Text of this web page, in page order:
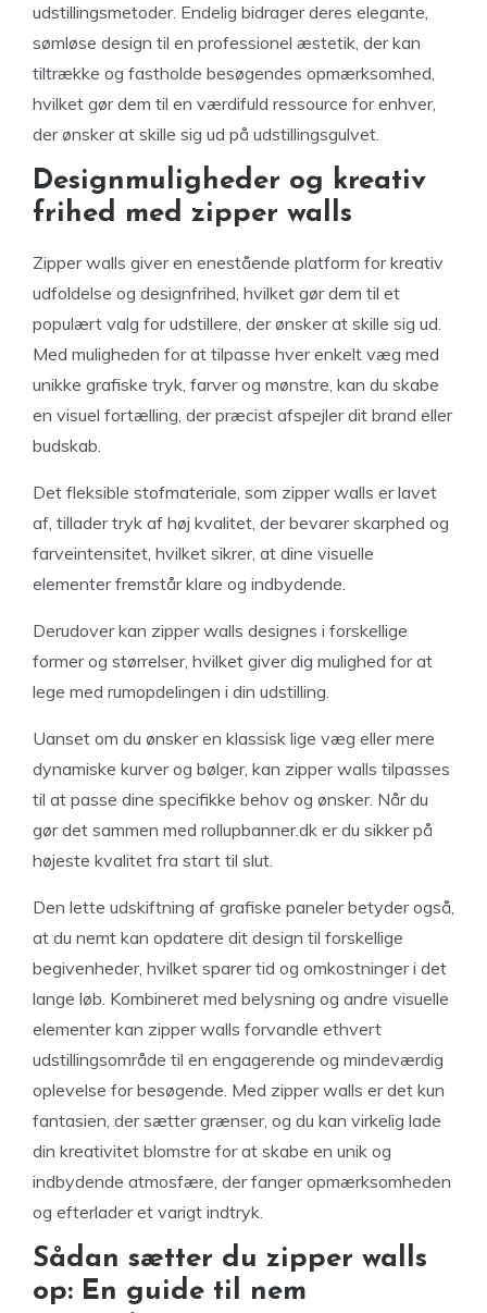
udstillingsmetoder. Endelig bidrager deres elegante,
sømløse design til en professionel æstetik, der kan
tiltrække og fastholde besøgendes opmærksomhed,
hvilket gør dem til en værdifuld ressource for enhver,
der ønsker at skille sig ud på udstillingsgulvet.
Designmuligheder og kreativ
frihed med zipper walls
Zipper walls giver en enestående platform for kreativ
udfoldelse og designfrihed, hvilket gør dem til et
populært valg for udstillere, der ønsker at skille sig ud.
Med muligheden for at tilpasse hver enkelt væg med
unikke grafiske tryk, farver og mønstre, kan du skabe
en visuel fortælling, der præcist afspejler dit brand eller
budskab.
Det fleksible stofmateriale, som zipper walls er lavet
af, tillader tryk af høj kvalitet, der bevarer skarphed og
farveintensitet, hvilket sikrer, at dine visuelle
elementer fremstår klare og indbydende.
Derudover kan zipper walls designes i forskellige
former og størrelser, hvilket giver dig mulighed for at
lege med rumopdelingen i din udstilling.
Uanset om du ønsker en klassisk lige væg eller mere
dynamiske kurver og bølger, kan zipper walls tilpasses
til at passe dine specifikke behov og ønsker. Når du
gør det sammen med rollupbanner.dk er du sikker på
højeste kvalitet fra start til slut.
Den lette udskiftning af grafiske paneler betyder også,
at du nemt kan opdatere dit design til forskellige
begivenheder, hvilket sparer tid og omkostninger i det
lange løb. Kombineret med belysning og andre visuelle
elementer kan zipper walls forvandle ethvert
udstillingsområde til en engagerende og mindeværdig
oplevelse for besøgende. Med zipper walls er det kun
fantasien, der sætter grænser, og du kan virkelig lade
din kreativitet blomstre for at skabe en unik og
indbydende atmosfære, der fanger opmærksomheden
og efterlader et varigt indtryk.
Sådan sætter du zipper walls
op: En guide til nem